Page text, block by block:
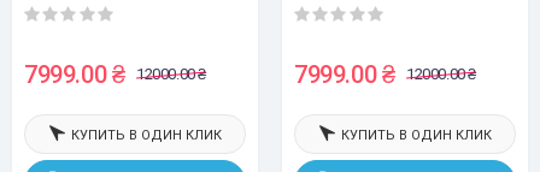
для печати на термобумаге А4,
7999.00 ₴ 12000.00 ₴
КУПИТЬ В ОДИН КЛИК
A40GN для печати на
бирюзовый
7999.00 ₴ 12000.00 ₴
КУПИТЬ В ОДИН КЛИК